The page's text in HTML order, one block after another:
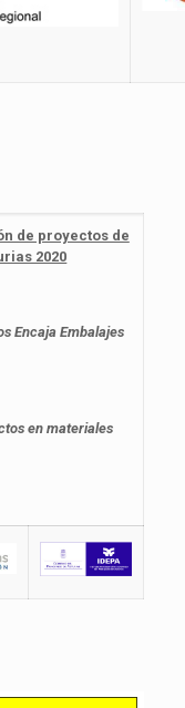
de proyectos de
2020
Encaja Embalajes
en materiales